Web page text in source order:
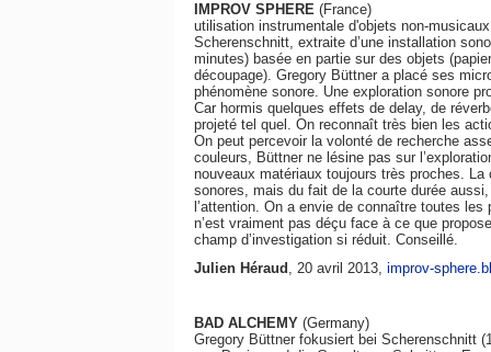
IMPROV SPHERE (France)
utilisation instrumentale d'objets non-
Scherenschnitt, extraite d’une installation
minutes) basée en partie sur des objets
découpage). Gregory Büttner a placé ses
phénomène sonore. Une exploration sonore
Car hormis quelques effets de delay, de
projeté tel quel. On reconnaît très bien les
On peut percevoir la volonté de recherche
couleurs, Büttner ne lésine pas sur
nouveaux matériaux toujours très proches.
sonores, mais du fait de la courte durée
l’attention. On a envie de connaître toutes
n’est vraiment pas déçu face à ce que
champ d’investigation si réduit. Conseillé.
Julien Héraud , 20 avril 2013, improv-
BAD ALCHEMY (Germany)
Gregory Büttner fokusiert bei Scherenschnitt